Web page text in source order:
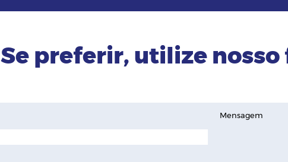
Se preferir, utilize
Mensagem